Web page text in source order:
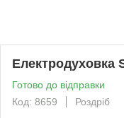
Електродуховка
Готово до відправки
Код: 8659
Роздріб